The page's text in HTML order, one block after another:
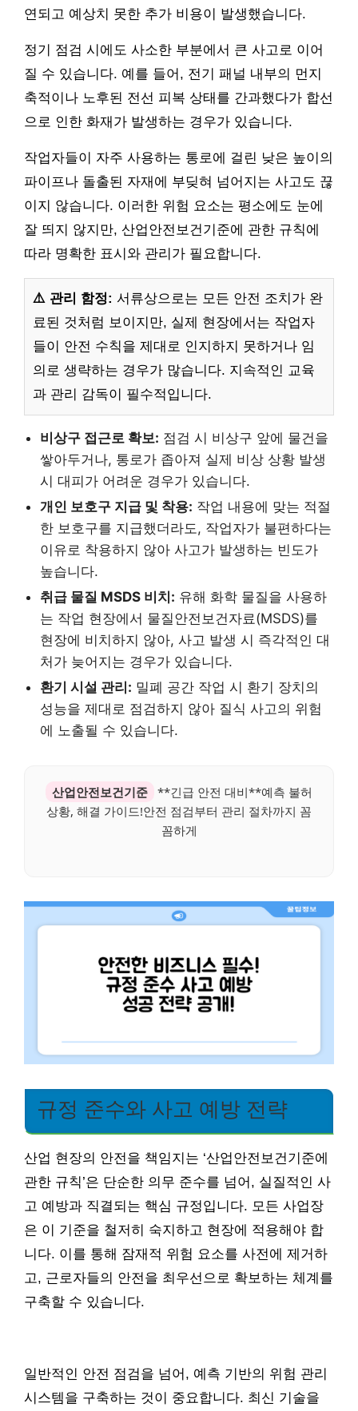
연되고 예상치 못한 추가 비용이 발생했습니다.
정기 점검 시에도 사소한 부분에서 큰 사고로 이어
질 수 있습니다. 예를 들어, 전기 패널 내부의 먼지
축적이나 노후된 전선 피복 상태를 간과했다가 합선
으로 인한 화재가 발생하는 경우가 있습니다.
작업자들이 자주 사용하는 통로에 걸린 낮은 높이의
파이프나 돌출된 자재에 부딪혀 넘어지는 사고도 끊
이지 않습니다. 이러한 위험 요소는 평소에도 눈에
잘 띄지 않지만, 산업안전보건기준에 관한 규칙에
따라 명확한 표시와 관리가 필요합니다.
⚠️ 관리 함정: 서류상으로는 모든 안전 조치가 완
료된 것처럼 보이지만, 실제 현장에서는 작업자
들이 안전 수칙을 제대로 인지하지 못하거나 임
의로 생략하는 경우가 많습니다. 지속적인 교육
과 관리 감독이 필수적입니다.
비상구 접근로 확보: 점검 시 비상구 앞에 물건을
쌓아두거나, 통로가 좁아져 실제 비상 상황 발생
시 대피가 어려운 경우가 있습니다.
개인 보호구 지급 및 착용: 작업 내용에 맞는 적절
한 보호구를 지급했더라도, 작업자가 불편하다는
이유로 착용하지 않아 사고가 발생하는 빈도가
높습니다.
취급 물질 MSDS 비치: 유해 화학 물질을 사용하
는 작업 현장에서 물질안전보건자료(MSDS)를
현장에 비치하지 않아, 사고 발생 시 즉각적인 대
처가 늦어지는 경우가 있습니다.
환기 시설 관리: 밀폐 공간 작업 시 환기 장치의
성능을 제대로 점검하지 않아 질식 사고의 위험
에 노출될 수 있습니다.
산업안전보건기준 **긴급 안전 대비**예측 불허
상황, 해결 가이드!안전 점검부터 관리 절차까지 꼼
꼼하게
규정 준수와 사고 예방 전략
산업 현장의 안전을 책임지는 ‘산업안전보건기준에
관한 규칙’은 단순한 의무 준수를 넘어, 실질적인 사
고 예방과 직결되는 핵심 규정입니다. 모든 사업장
은 이 기준을 철저히 숙지하고 현장에 적용해야 합
니다. 이를 통해 잠재적 위험 요소를 사전에 제거하
고, 근로자들의 안전을 최우선으로 확보하는 체계를
구축할 수 있습니다.
일반적인 안전 점검을 넘어, 예측 기반의 위험 관리
시스템을 구축하는 것이 중요합니다. 최신 기술을